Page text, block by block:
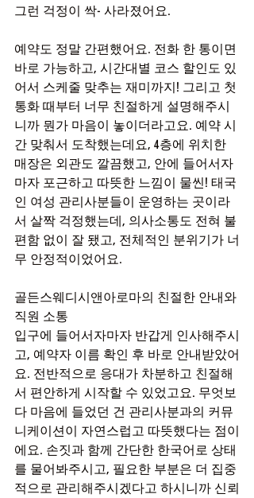
그런 걱정이 싹- 사라졌어요.
예약도 정말 간편했어요. 전화 한 통이면
바로 가능하고, 시간대별 코스 할인도 있
어서 스케줄 맞추는 재미까지! 그리고 첫
통화 때부터 너무 친절하게 설명해주시
니까 뭔가 마음이 놓이더라고요. 예약 시
간 맞춰서 도착했는데요, 4층에 위치한
매장은 외관도 깔끔했고, 안에 들어서자
마자 포근하고 따뜻한 느낌이 물씬! 태국
인 여성 관리사분들이 운영하는 곳이라
서 살짝 걱정했는데, 의사소통도 전혀 불
편함 없이 잘 됐고, 전체적인 분위기가 너
무 안정적이었어요.
골든스웨디시앤아로마의 친절한 안내와
직원 소통
입구에 들어서자마자 반갑게 인사해주시
고, 예약자 이름 확인 후 바로 안내받았어
요. 전반적으로 응대가 차분하고 친절해
서 편안하게 시작할 수 있었고요. 무엇보
다 마음에 들었던 건 관리사분과의 커뮤
니케이션이 자연스럽고 따뜻했다는 점이
에요. 손짓과 함께 간단한 한국어로 상태
를 물어봐주시고, 필요한 부분은 더 집중
적으로 관리해주시겠다고 하시니까 신뢰